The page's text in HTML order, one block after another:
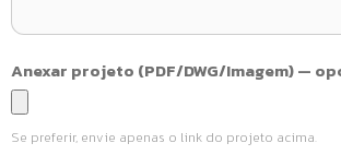
Anexar projeto (PDF/DWG/Imagem) —
Se preferir, envie apenas o link do projeto acima.